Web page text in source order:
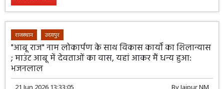
Read More...
राजस्थान उदयपुर
"आबू राज" नाम लोकार्पण के साथ विकास कार्यों का शिलान्यास
; माउंट आबू में देवताओंं का वास, यहां आकर मैं धन्य हुआ:
भजनलाल